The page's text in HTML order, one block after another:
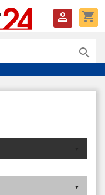
shopping_cart

